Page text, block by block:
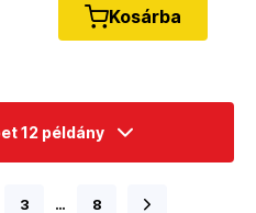
Kosárba
12 példány
3 … 8